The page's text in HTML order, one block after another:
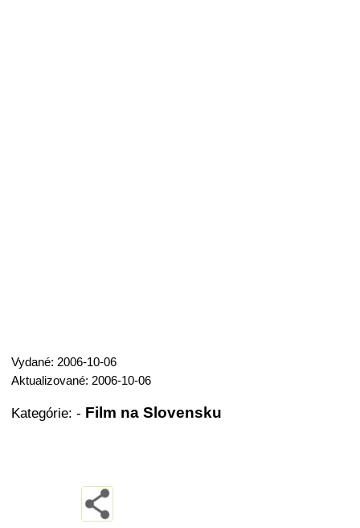
Vydané: 2006-10-06
Aktualizované: 2006-10-06
Kategórie: - Film na Slovensku